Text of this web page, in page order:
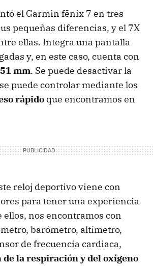
el Garmin fēnix 7 en tres
pequeñas diferencias, y el 7X
ellas. Integra una pantalla
y, en este caso, cuenta con
51 mm. Se puede desactivar la
puede controlar mediante los
rápido que encontramos en
reloj deportivo viene con
para tener una experiencia
ellos, nos encontramos con
barómetro, altímetro,
de frecuencia cardiaca,
la respiración y del oxígeno